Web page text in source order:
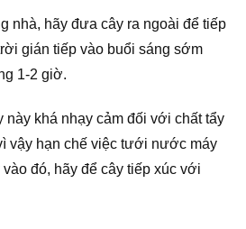
nhà, hãy đưa cây ra ngoài để tiếp
gián tiếp vào buổi sáng sớm
1-2 giờ.
này khá nhạy cảm đối với chất tẩy
vậy hạn chế việc tưới nước máy
đó, hãy để cây tiếp xúc với